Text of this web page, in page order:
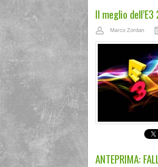
Il meglio
Marco Zordan
ANTEPRIMA: